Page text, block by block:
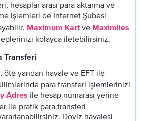
hesaplar arası para aktarma ve
işlemleri de İnternet Şubesi
Maximum Kart ve Maximiles
kolayca iletebilirsiniz.
Transferi
öte yandan havale ve EFT ile
para transferi işlemlerinizi
Adres ile hesap numarası yerine
ile pratik para transferi
Döviz havalesi